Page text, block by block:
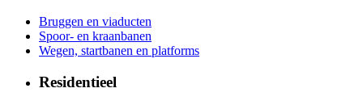
Bruggen en viaducten
Spoor- en kraanbanen
Wegen, startbanen en platforms
Residentieel